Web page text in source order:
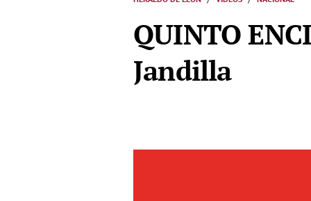
QUINTO
Jandilla